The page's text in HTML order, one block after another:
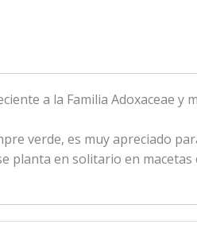
a la Familia Adoxaceae y
verde, es muy apreciado
en solitario en